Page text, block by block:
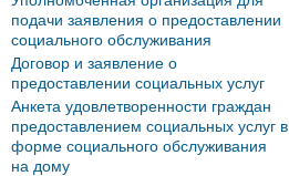
подачи заявления о предоставлении
социального обслуживания
Договор и заявление о
предоставлении социальных услуг
Анкета удовлетворенности граждан
предоставлением социальных услуг в
форме социального обслуживания
на дому